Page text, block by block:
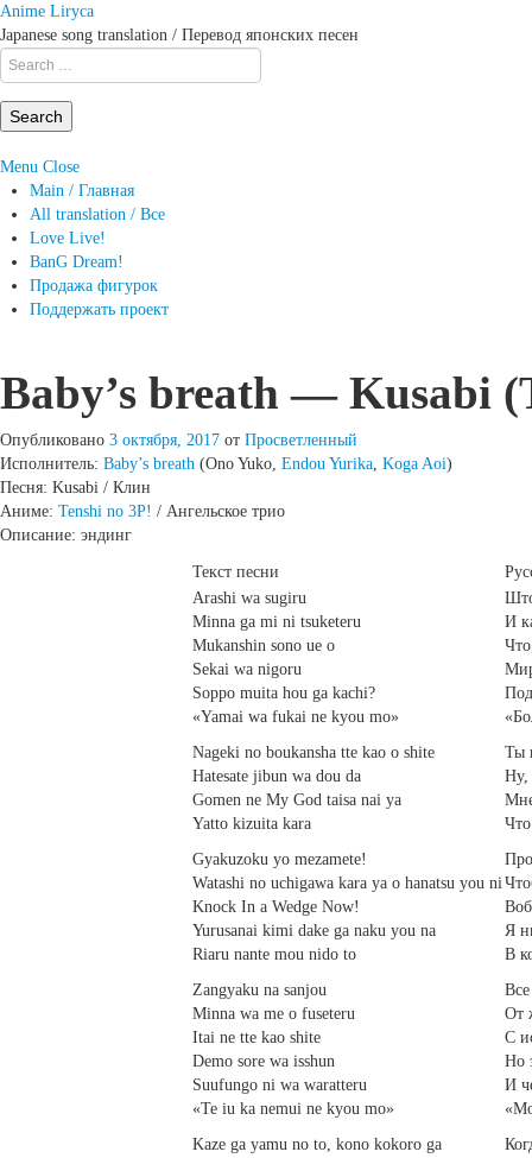
Anime Liryca
Japanese song translation / Перевод японских песен
Search
on:
Menu Close
Main / Главная
All translation / Все
Love Live!
BanG Dream!
Продажа фигурок
Поддержать проект
Baby’s breath — Kusabi
Опубликовано 3 октября, 2017 от Просветленный
Исполнитель: Baby’s breath (Ono Yuko, Endou Yurika, Koga Aoi)
Песня: Kusabi / Клин
Аниме: Tenshi no 3P! / Ангельское трио
Описание: эндинг
Текст песни
Arashi wa sugiru
Minna ga mi ni tsuketeru
Mukanshin sono ue o
Sekai wa nigoru
Soppo muita hou ga kachi?
«Yamai wa fukai ne kyou mo»
Nageki no boukansha tte kao o shite
Hatesate jibun wa dou da
Gomen ne My God taisa nai ya
Yatto kizuita kara
Gyakuzoku yo mezamete!
Watashi no uchigawa kara ya o hanatsu you ni
Knock In a Wedge Now!
Yurusanai kimi dake ga naku you na
Riaru nante mou nido to
Zangyaku na sanjou
Minna wa me o fuseteru
Itai ne tte kao shite
Demo sore wa isshun
Suufungo ni wa waratteru
«Te iu ka nemui ne kyou mo»
Kaze ga yamu no to, kono kokoro ga
И
Ты
Ну,
Я
В
От
С
Но
И